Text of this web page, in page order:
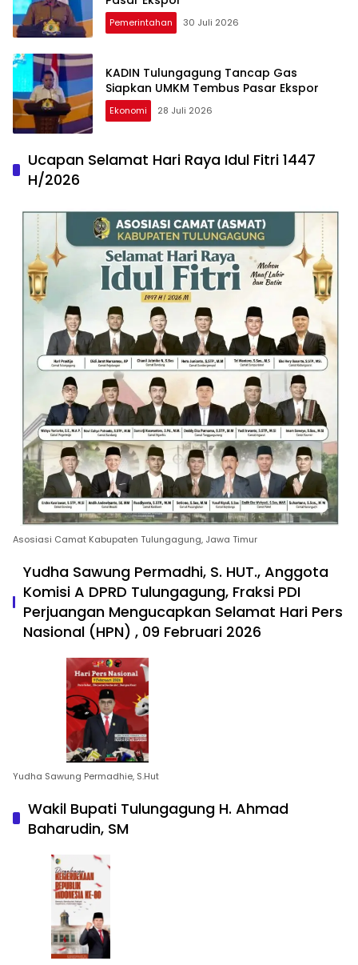
Pemerintahan 30 Juli 2026
KADIN Tulungagung Tancap Gas
Siapkan UMKM Tembus Pasar Ekspor
Ekonomi 28 Juli 2026
Ucapan Selamat Hari Raya Idul Fitri 1447
H/2026
Asosiasi Camat Kabupaten Tulungagung, Jawa Timur
Yudha Sawung Permadhi, S. HUT., Anggota
Komisi A DPRD Tulungagung, Fraksi PDI
Perjuangan Mengucapkan Selamat Hari Pers
Nasional (HPN) , 09 Februari 2026
Yudha Sawung Permadhie, S.Hut
Wakil Bupati Tulungagung H. Ahmad
Baharudin, SM